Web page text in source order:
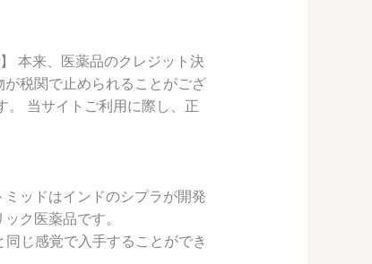
本来、医薬品のクレジット決
税関で止められることがござ
。 当サイトご利用に際し、正
ッドはインドのシプラが開発
ク医薬品です。
じ感覚で入手することができ